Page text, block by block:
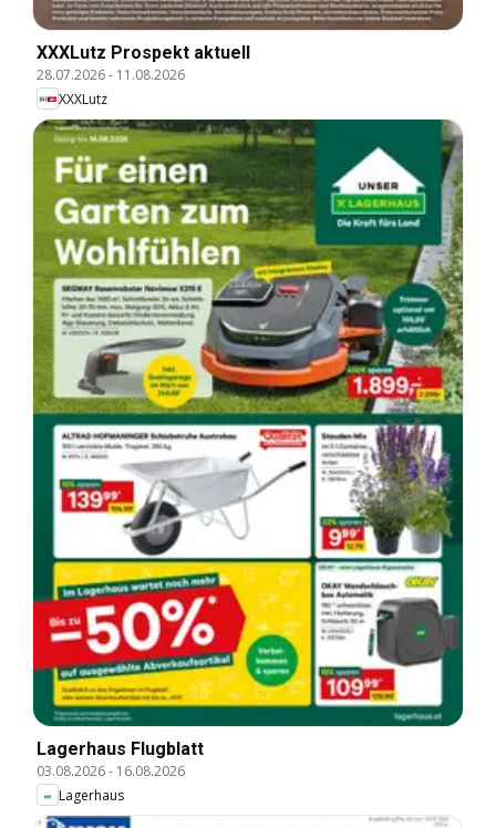
XXXLutz Prospekt aktuell
28.07.2026- 11.08.2026
XXXLutz
Lagerhaus Flugblatt
03.08.2026- 16.08.2026
Lagerhaus